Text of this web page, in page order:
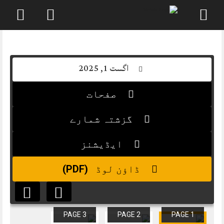
اگست 1, 2025
صفحات
گزشتہ شمارے
ایڈیشنز
ڈاؤن لوڈ (PDF)
PAGE 1
PAGE 2
PAGE 3